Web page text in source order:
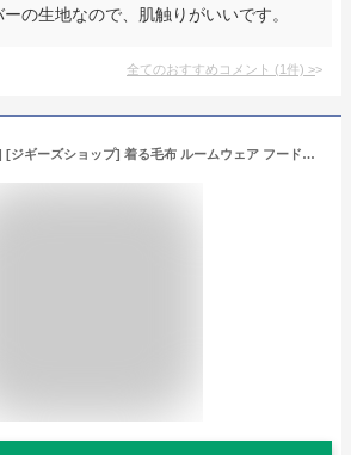
の生地なので、肌触りがいいです。
全てのおすすめコメント (1件) >
[JIGGYS SHOP] [ジギーズショップ] 着る毛布 ルームウェア フード付きボアロングカーディガン ブランケット メンズ レディース ユニセックス フリーサイズ ブラック